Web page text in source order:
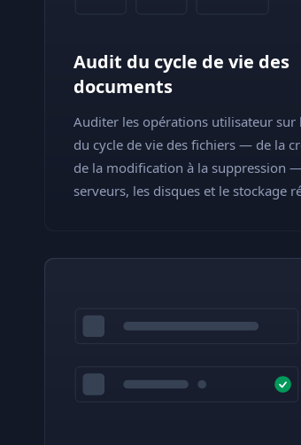
Audit du cycle de vie des
documents
Auditer les opérations utilisateur sur
du cycle de vie des fichiers — de la
de la modification à la suppression
serveurs, les disques et le stockage